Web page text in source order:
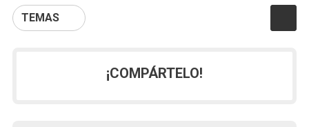
TEMAS
¡COMPÁRTELO!